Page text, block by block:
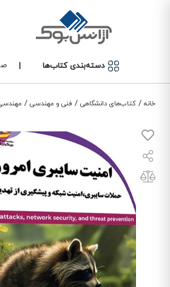
دسته‌بندی کتاب‌ها |
خانه / کتاب‌های دانشگاهی / فنی و مهندسی /